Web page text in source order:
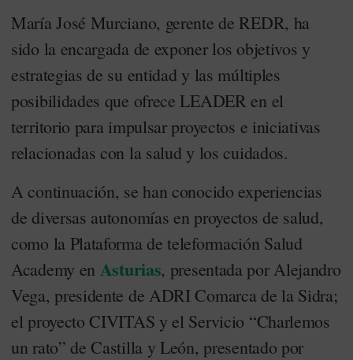
María José Murciano, gerente de REDR, ha
sido la encargada de exponer los objetivos y
estrategias de su entidad y las múltiples
posibilidades que ofrece LEADER en el
territorio para impulsar proyectos e iniciativas
relacionadas con la salud y los cuidados.
A continuación, se han conocido experiencias
de diversas autonomías en proyectos de salud,
como la Plataforma de teleformación Salud
Academy en Asturias, presentada por Alejandro
Vega, presidente de ADRI Comarca de la Sidra;
el proyecto CIVITAS y el Servicio “Charlemos
un rato” de Castilla y León, presentado por